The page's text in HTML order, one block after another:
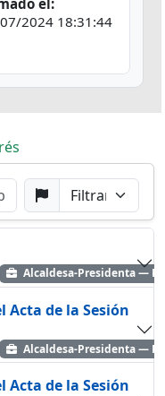
el:
2024 18:31:44
Buscar por Partido
Alcaldesa-Presidenta —
Acta de la Sesión
Alcaldesa-Presidenta —
Acta de la Sesión